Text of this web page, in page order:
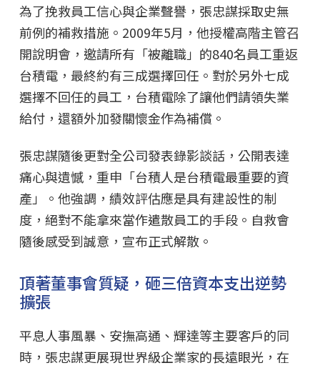
為了挽救員工信心與企業聲譽，張忠謀採取史無
前例的補救措施。2009年5月，他授權高階主管召
開說明會，邀請所有「被離職」的840名員工重返
台積電，最終約有三成選擇回任。對於另外七成
選擇不回任的員工，台積電除了讓他們請領失業
給付，還額外加發關懷金作為補償。
張忠謀隨後更對全公司發表錄影談話，公開表達
痛心與遺憾，重申「台積人是台積電最重要的資
產」。他強調，績效評估應是具有建設性的制
度，絕對不能拿來當作遣散員工的手段。自救會
隨後感受到誠意，宣布正式解散。
頂著董事會質疑，砸三倍資本支出逆勢
擴張
平息人事風暴、安撫高通、輝達等主要客戶的同
時，張忠謀更展現世界級企業家的長遠眼光，在